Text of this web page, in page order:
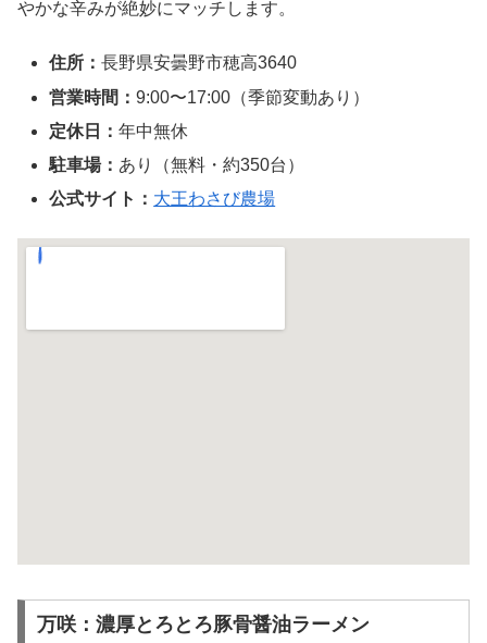
やかな辛みが絶妙にマッチします。
住所：長野県安曇野市穂高3640
営業時間：9:00〜17:00（季節変動あり）
定休日：年中無休
駐車場： あり（無料・約350台）
公式サイト： 大王わさび農場
万咲：濃厚とろとろ豚骨醤油ラーメン